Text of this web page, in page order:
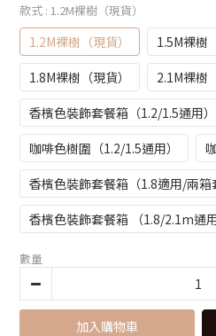
款式 : 1.2M裸樹（現貨）
1.2M裸樹（現貨）
1.5M裸樹
1.8M裸樹（現貨）
2.1M裸樹
香檳色裝飾套餐箱（1.2/1.5通用）
咖啡色樹圍（1.2/1.5通用）
香檳色裝飾套餐箱（1.8適用/兩箱
香檳色裝飾套餐箱 （1.8/2.1m通用
數量
加入購物車